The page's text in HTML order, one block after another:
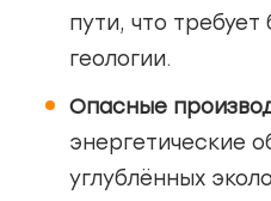
пути, что
геологии.
Опасные
энергетические
углублённых